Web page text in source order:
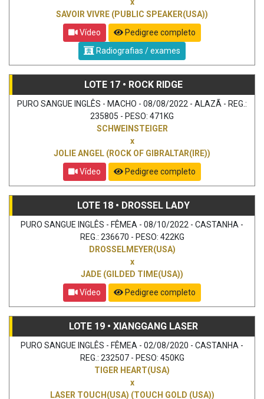
SAVOIR VIVRE (PUBLIC SPEAKER(USA))
Vídeo
Pedigree completo
Radiografias / exames
LOTE 17 • ROCK RIDGE
PURO SANGUE INGLÊS - MACHO - 08/08/2022 - ALAZÃ - REG.:
235805 - PESO: 471KG
SCHWEINSTEIGER
x
JOLIE ANGEL (ROCK OF GIBRALTAR(IRE))
Vídeo
Pedigree completo
LOTE 18 • DROSSEL LADY
PURO SANGUE INGLÊS - FÊMEA - 08/10/2022 - CASTANHA -
REG.: 236670 - PESO: 422KG
DROSSELMEYER(USA)
x
JADE (GILDED TIME(USA))
Vídeo
Pedigree completo
LOTE 19 • XIANGGANG LASER
PURO SANGUE INGLÊS - FÊMEA - 02/08/2020 - CASTANHA -
REG.: 232507 - PESO: 450KG
TIGER HEART(USA)
x
LASER TOUCH(USA) (TOUCH GOLD (USA))